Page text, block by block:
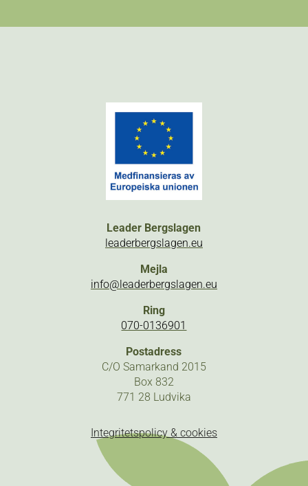
Leader Bergslagen
leaderbergslagen.eu
Mejla
info@leaderbergslagen.eu
Ring
070-0136901
Postadress
C/O Samarkand 2015
Box 832
771 28 Ludvika
Integritetspolicy & cookies